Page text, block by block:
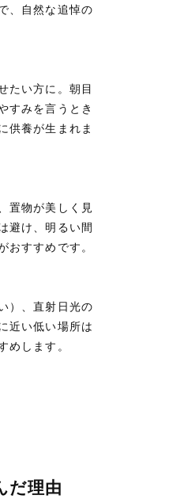
、自然な追悼の
たい方に。朝目
すみを言うとき
供養が生まれま
置物が美しく見
避け、明るい間
おすすめです。
）、直射日光の
近い低い場所は
めします。
だ理由